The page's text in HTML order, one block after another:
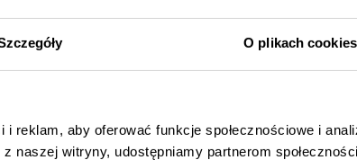
O plikach cookies
reklam, aby oferować funkcje społecznościowe i
naszej witryny, udostępniamy partnerom